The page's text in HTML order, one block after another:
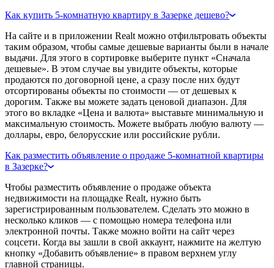
Как купить 5-комнатную квартиру в Зазерке дешево?
На сайте и в приложении Realt можно отфильтровать объекты
таким образом, чтобы самые дешевые варианты были в начале
выдачи. Для этого в сортировке выберите пункт «Сначала
дешевые». В этом случае вы увидите объекты, которые
продаются по договорной цене, а сразу после них будут
отсортированы объекты по стоимости — от дешевых к
дорогим. Также вы можете задать ценовой диапазон. Для
этого во вкладке «Цена и валюта» выставьте минимальную и
максимальную стоимость. Можете выбрать любую валюту —
доллары, евро, белорусские или российские рубли.
Как разместить объявление о продаже 5-комнатной квартиры
в Зазерке?
Чтобы разместить объявление о продаже объекта
недвижимости на площадке Realt, нужно быть
зарегистрированным пользователем. Сделать это можно в
несколько кликов — с помощью номера телефона или
электронной почты. Также можно войти на сайт через
соцсети. Когда вы зашли в свой аккаунт, нажмите на желтую
кнопку «Добавить объявление» в правом верхнем углу
главной страницы.